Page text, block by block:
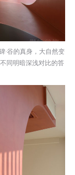
·谷的真身，大自然变
同明暗深浅对比的答